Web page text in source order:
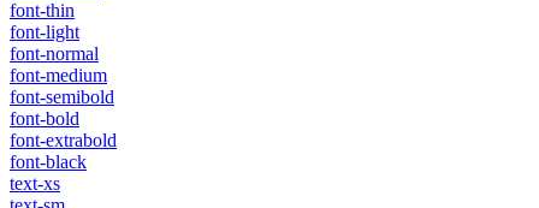
font-thin
font-light
font-normal
font-medium
font-semibold
font-bold
font-extrabold
font-black
text-xs